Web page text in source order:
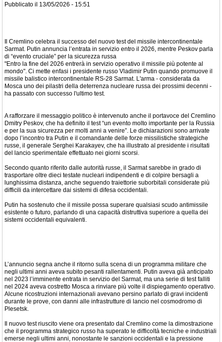
Pubblicato il 13/05/2026 - 15:51
Il Cremlino celebra il successo del nuovo test del missile intercontinentale
Sarmat. Putin annuncia l’entrata in servizio entro il 2026, mentre Peskov parla
di “evento cruciale” per la sicurezza russa
"Entro la fine del 2026 entrerà in servizio operativo il missile più potente al
mondo". Ci mette enfasi i presidente russo Vladimir Putin quando promuove il
missile balistico intercontinentale RS-28 Sarmat. L'arma - considerata da
Mosca uno dei pilastri della deterrenza nucleare russa dei prossimi decenni -
ha passato con successo l'ultimo test.
A rafforzare il messaggio politico è intervenuto anche il portavoce del Cremlino
Dmitry Peskov, che ha definito il test “un evento molto importante per la Russia
e per la sua sicurezza per molti anni a venire”. Le dichiarazioni sono arrivate
dopo l’incontro tra Putin e il comandante delle forze missilistiche strategiche
russe, il generale Serghei Karakayev, che ha illustrato al presidente i risultati
del lancio sperimentale effettuato nei giorni scorsi.
Secondo quanto riferito dalle autorità russe, il Sarmat sarebbe in grado di
trasportare oltre dieci testate nucleari indipendenti e di colpire bersagli a
lunghissima distanza, anche seguendo traiettorie suborbitali considerate più
difficili da intercettare dai sistemi di difesa occidentali.
Putin ha sostenuto che il missile possa superare qualsiasi scudo antimissile
esistente o futuro, parlando di una capacità distruttiva superiore a quella dei
sistemi occidentali equivalenti.
L’annuncio segna anche il ritorno sulla scena di un programma militare che
negli ultimi anni aveva subito pesanti rallentamenti. Putin aveva già anticipato
nel 2023 l’imminente entrata in servizio del Sarmat, ma una serie di test falliti
nel 2024 aveva costretto Mosca a rinviare più volte il dispiegamento operativo.
Alcune ricostruzioni internazionali avevano persino parlato di gravi incidenti
durante le prove, con danni alle infrastrutture di lancio nel cosmodromo di
Plesetsk.
Il nuovo test riuscito viene ora presentato dal Cremlino come la dimostrazione
che il programma strategico russo ha superato le difficoltà tecniche e industriali
emerse negli ultimi anni, nonostante le sanzioni occidentali e la pressione